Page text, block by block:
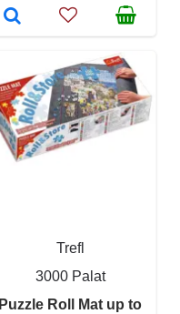
Trefl
3000 Palat
Puzzle Roll Mat up to